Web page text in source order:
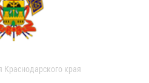
Краснодарского края